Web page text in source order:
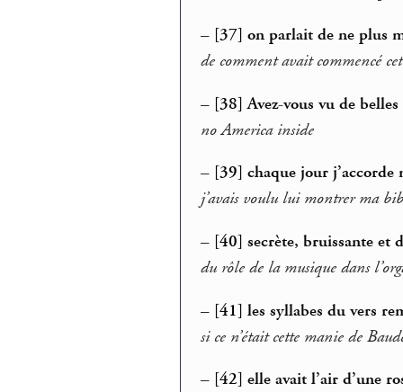
– [37] on parlait de ne plus
de comment avait commencé
– [38] Avez-vous vu de
no America inside
– [39] chaque jour
j’avais voulu lui montrer ma
– [40] secrète, bruissante et
du rôle de la musique dans
– [41] les syllabes du vers
si ce n’était cette manie de
– [42] elle avait l’air d’une